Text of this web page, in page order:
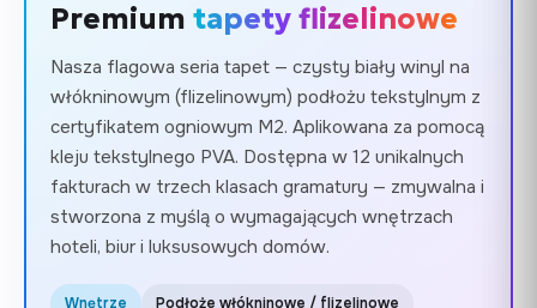
Premium tapety flizelinowe
Nasza flagowa seria tapet — czysty biały winyl na
włókninowym (flizelinowym) podłożu tekstylnym z
certyfikatem ogniowym M2. Aplikowana za pomocą
kleju tekstylnego PVA. Dostępna w 12 unikalnych
fakturach w trzech klasach gramatury — zmywalna i
stworzona z myślą o wymagających wnętrzach
hoteli, biur i luksusowych domów.
Wnętrze Podłoże włókninowe / flizelinowe